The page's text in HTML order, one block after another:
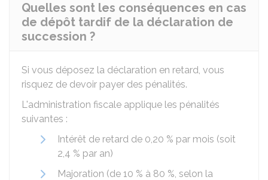
Quelles sont les conséquences en cas
de dépôt tardif de la déclaration de
succession ?
Si vous déposez la déclaration en retard, vous
risquez de devoir payer des pénalités.
L'administration fiscale applique les pénalités
suivantes :
Intérêt de retard de 0,20 % par mois (soit
2,4 % par an)
Majoration (de 10 % à 80 %, selon la